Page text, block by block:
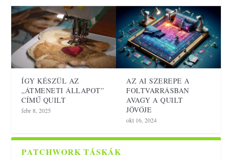
ÍGY KÉSZÜL AZ
„ÁTMENETI ÁLLAPOT”
CÍMŰ QUILT
febr 8, 2025
AZ AI SZEREPE A
FOLTVARRÁSBAN
AVAGY A QUILT
JÖVŐJE
okt 16, 2024
PATCHWORK TÁSKÁK